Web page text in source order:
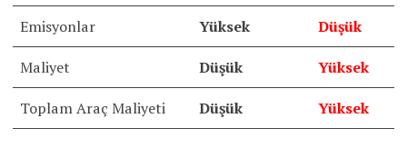
Emisyonlar Yüksek Düşük
Maliyet Düşük Yüksek
Toplam Araç Maliyeti Düşük Yüksek